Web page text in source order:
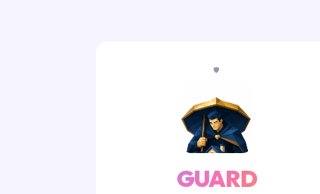
🛡️
GUARD